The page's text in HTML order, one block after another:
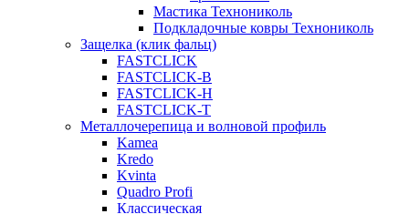
Мастика Технониколь
Подкладочные ковры Технониколь
Защелка (клик фальц)
FASTCLICK
FASTCLICK-B
FASTCLICK-H
FASTCLICK-T
Металлочерепица и волновой профиль
Kamea
Kredo
Kvinta
Quadro Profi
Классическая